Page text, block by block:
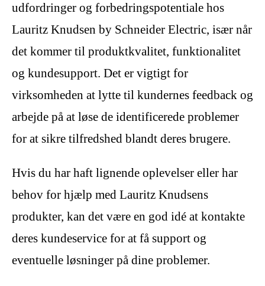
udfordringer og forbedringspotentiale hos
Lauritz Knudsen by Schneider Electric, især når
det kommer til produktkvalitet, funktionalitet
og kundesupport. Det er vigtigt for
virksomheden at lytte til kundernes feedback og
arbejde på at løse de identificerede problemer
for at sikre tilfredshed blandt deres brugere.
Hvis du har haft lignende oplevelser eller har
behov for hjælp med Lauritz Knudsens
produkter, kan det være en god idé at kontakte
deres kundeservice for at få support og
eventuelle løsninger på dine problemer.